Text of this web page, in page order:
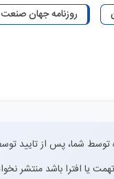
روزنامه جهان صنعت
توسط شما، پس از تایید
یا افترا باشد منتشر